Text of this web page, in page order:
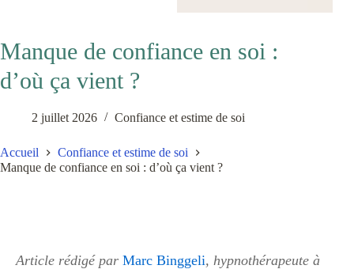
Manque de confiance en soi :
d’où ça vient ?
2 juillet 2026 Confiance et estime de soi
Accueil
Confiance et estime de soi
Manque de confiance en soi : d’où ça vient ?
Article rédigé par Marc Binggeli, hypnothérapeute à